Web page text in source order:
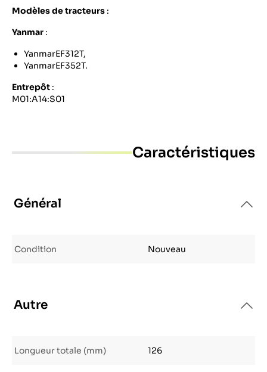
Modèles de tracteurs :
Yanmar :
YanmarEF312T,
YanmarEF352T.
Entrepôt :
M01:A14:S01
Caractéristiques
Général
Condition Nouveau
Autre
Longueur totale (mm) 126